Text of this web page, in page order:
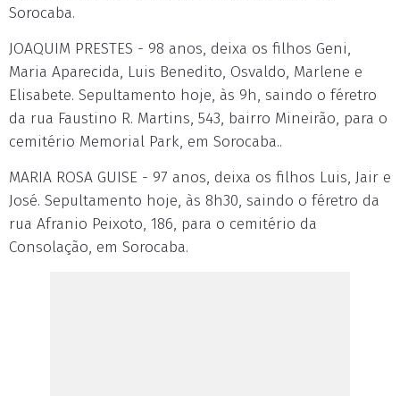
Sorocaba.
JOAQUIM PRESTES - 98 anos, deixa os filhos Geni,
Maria Aparecida, Luis Benedito, Osvaldo, Marlene e
Elisabete. Sepultamento hoje, às 9h, saindo o féretro
da rua Faustino R. Martins, 543, bairro Mineirão, para o
cemitério Memorial Park, em Sorocaba..
MARIA ROSA GUISE - 97 anos, deixa os filhos Luis, Jair e
José. Sepultamento hoje, às 8h30, saindo o féretro da
rua Afranio Peixoto, 186, para o cemitério da
Consolação, em Sorocaba.